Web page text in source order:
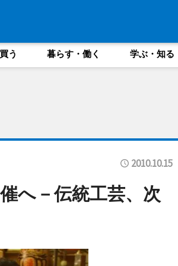
買う 暮らす・働く 学ぶ・知る
2010.10.15
へ－伝統工芸、次